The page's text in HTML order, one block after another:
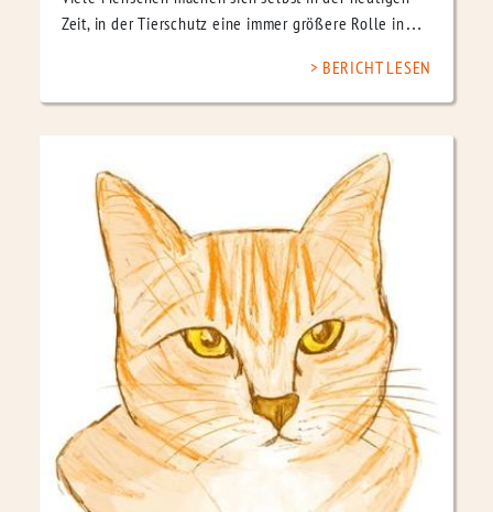
Zeit, in der Tierschutz eine immer größere Rolle in…
BERICHT LESEN